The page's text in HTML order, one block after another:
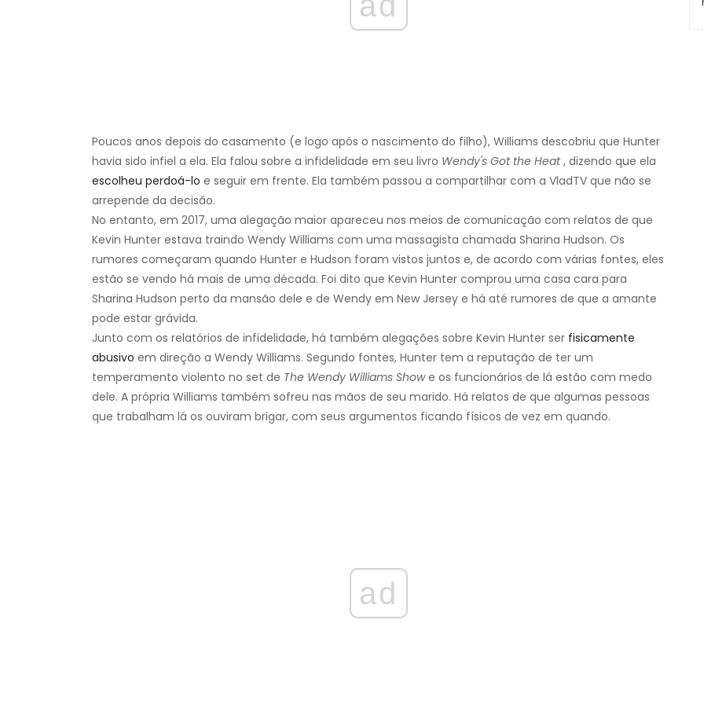
Poucos anos depois do casamento (e logo após o nascimento do filho), Williams descobriu que Hunter
havia sido infiel a ela. Ela falou sobre a infidelidade em seu livro Wendy's Got the Heat, dizendo que ela
escolheu perdoá-lo e seguir em frente. Ela também passou a compartilhar com a VladTV que não se
arrepende da decisão.
No entanto, em 2017, uma alegação maior apareceu nos meios de comunicação com relatos de que
Kevin Hunter estava traindo Wendy Williams com uma massagista chamada Sharina Hudson. Os
rumores começaram quando Hunter e Hudson foram vistos juntos e, de acordo com várias fontes, eles
estão se vendo há mais de uma década. Foi dito que Kevin Hunter comprou uma casa cara para
Sharina Hudson perto da mansão dele e de Wendy em New Jersey e há até rumores de que a amante
pode estar grávida.
Junto com os relatórios de infidelidade, há também alegações sobre Kevin Hunter ser fisicamente
abusivo em direção a Wendy Williams. Segundo fontes, Hunter tem a reputação de ter um
temperamento violento no set de The Wendy Williams Showe os funcionários de lá estão com medo
dele. A própria Williams também sofreu nas mãos de seu marido. Há relatos de que algumas pessoas
que trabalham lá os ouviram brigar, com seus argumentos ficando físicos de vez em quando.
ad